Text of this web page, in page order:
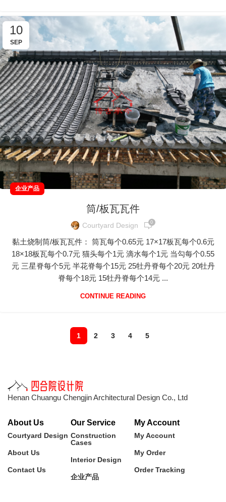
10
SEP
企业产品
筒/板瓦瓦件
Courtyard Design 0
黏土烧制筒/板瓦瓦件： 筒瓦每个0.65元 17×17板瓦每个0.6元
18×18板瓦每个0.7元 猫头每个1元 滴水每个1元 当勾每个0.55
元 三星脊每个5元 半花脊每个15元 25牡丹脊每个20元 20牡丹
脊每个18元 15牡丹脊每个14元 ...
CONTINUE READING
1 2 3 4 5
Henan Chuangu Chengjin Architectural Design Co., Ltd
About Us
Courtyard Design
About Us
Contact Us
Our Service
Construction
Cases
Interior Design
企业产品
My Account
My Account
My Order
Order Tracking